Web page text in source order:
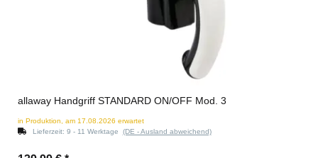
allaway Handgriff STANDARD ON/OFF Mod. 3
in Produktion, am 17.08.2026 erwartet
Lieferzeit: 9 - 11 Werktage (DE - Ausland abweichend)